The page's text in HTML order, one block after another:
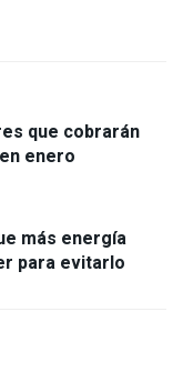
que cobrarán
enero
más energía
para evitarlo